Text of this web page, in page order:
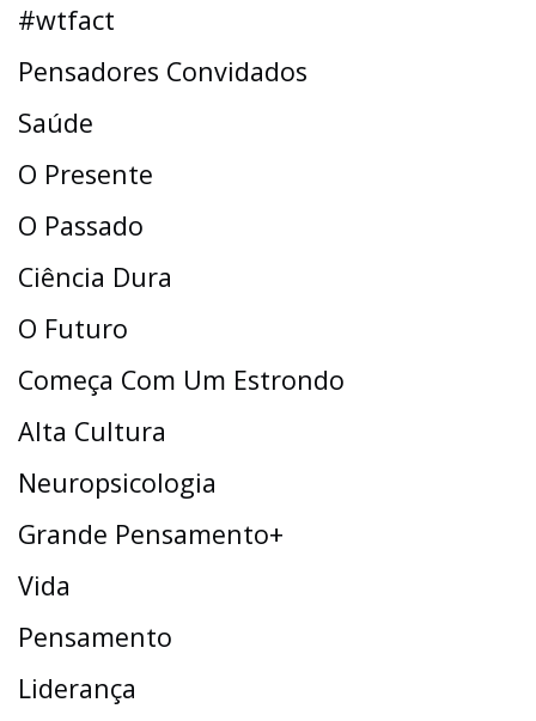
#wtfact
Pensadores Convidados
Saúde
O Presente
O Passado
Ciência Dura
O Futuro
Começa Com Um Estrondo
Alta Cultura
Neuropsicologia
Grande Pensamento+
Vida
Pensamento
Liderança